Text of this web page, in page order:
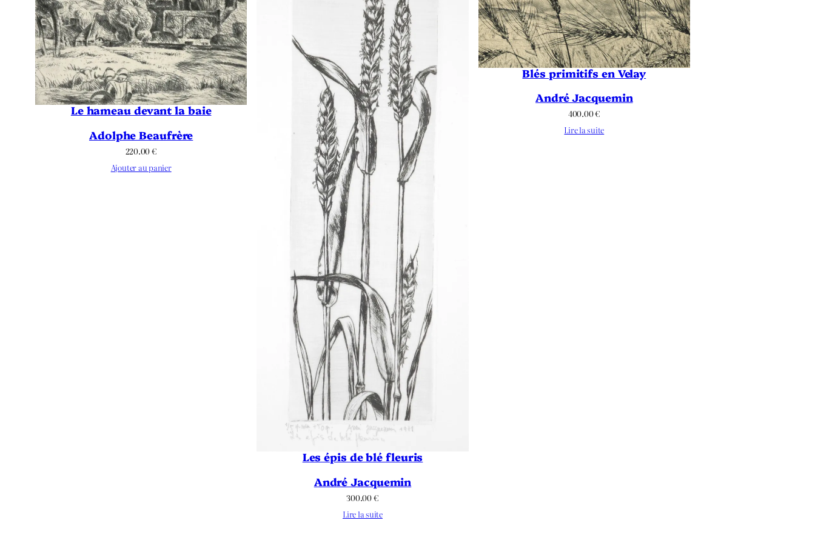
Le hameau devant la baie
Adolphe Beaufrère
220.00€
Ajouter au panier
Les épis de blé fleuris
André Jacquemin
300.00€
Lire la suite
Blés primitifs en Velay
André Jacquemin
400.00€
Lire la suite